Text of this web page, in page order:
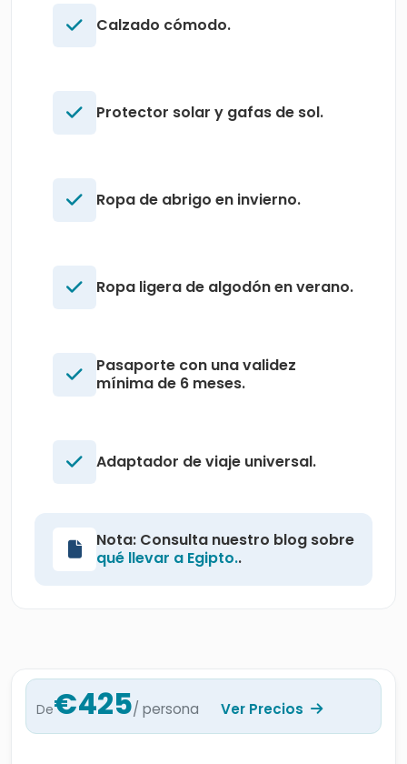
Calzado cómodo.
Protector solar y gafas de sol.
Ropa de abrigo en invierno.
Ropa ligera de algodón en verano.
Pasaporte con una validez
mínima de 6 meses.
Adaptador de viaje universal.
Nota: Consulta nuestro blog sobre
qué llevar a Egipto..
De€425/ persona Ver Precios